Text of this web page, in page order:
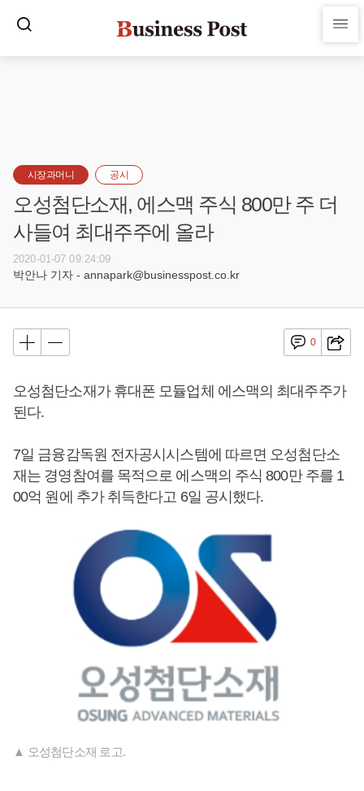
시장과머니 공시
오성첨단소재, 에스맥 주식 800만 주 더
사들여 최대주주에 올라
2020-01-07 09:24:09
박안나 기자 - annapark@businesspost.co.kr
0
오성첨단소재가 휴대폰 모듈업체 에스맥의 최대주주가
된다.
7일 금융감독원 전자공시시스템에 따르면 오성첨단소
재는 경영참여를 목적으로 에스맥의 주식 800만 주를 1
00억 원에 추가 취득한다고 6일 공시했다.
▲ 오성첨단소재 로고.